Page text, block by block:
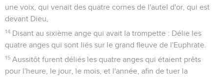
une voix, qui venait des quatre cornes de l'autel d'or, qui est
devant Dieu,
14 Disant au sixième ange qui avait la trompette : Délie les
quatre anges qui sont liés sur le grand fleuve de l'Euphrate.
15 Aussitôt furent déliés les quatre anges qui étaient prêts
pour l'heure, le jour, le mois, et l'année, afin de tuer la